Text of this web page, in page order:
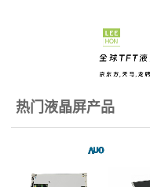
热门液晶屏产品